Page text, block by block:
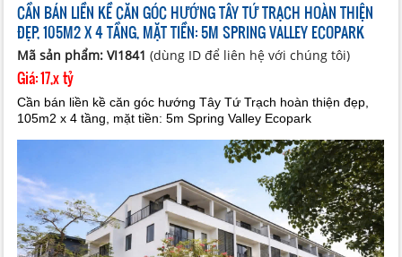
CẦN BÁN LIỀN KỀ CĂN GÓC HƯỚNG TÂY TỨ TRẠCH HOÀN THIỆN
ĐẸP, 105M2 X 4 TẦNG, MẶT TIỀN: 5M SPRING VALLEY ECOPARK
Mã sản phẩm: VI1841(dùng ID để liên hệ với chúng tôi)
Giá:17,x tỷ
Cần bán liền kề căn góc hướng Tây Tứ Trạch hoàn thiện đẹp,
105m2 x 4 tầng, mặt tiền: 5m Spring Valley Ecopark